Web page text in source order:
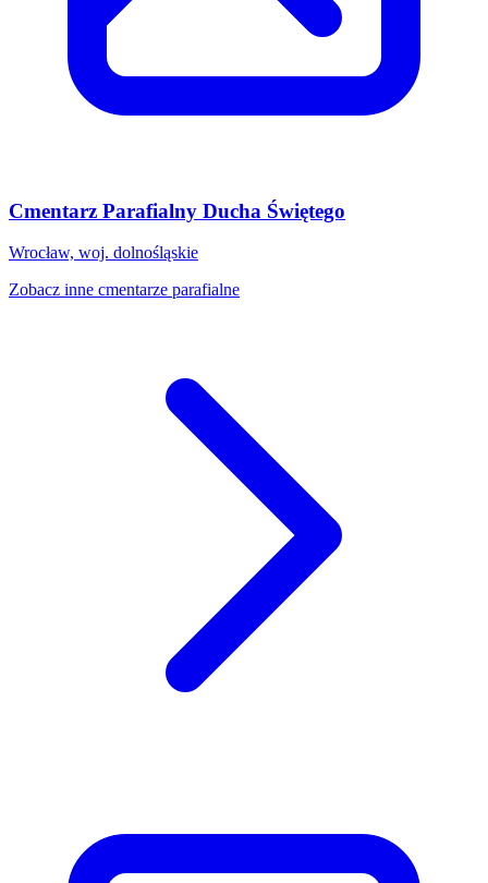
Cmentarz Parafialny Ducha Świętego
Wrocław, woj. dolnośląskie
Zobacz inne cmentarze parafialne